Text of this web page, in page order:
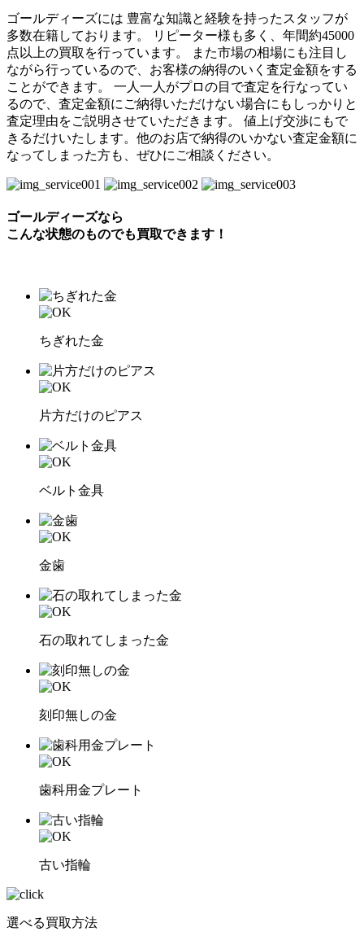
ゴールディーズには 豊富な知識と経験を持ったスタッフが
多数在籍しております。 リピーター様も多く、年間約45000
点以上の買取を行っています。 また市場の相場にも注目し
ながら行っているので、お客様の納得のいく査定金額をする
ことができます。 一人一人がプロの目で査定を行なってい
るので、査定金額にご納得いただけない場合にもしっかりと
査定理由をご説明させていただきます。 値上げ交渉にもで
きるだけいたします。他のお店で納得のいかない査定金額に
なってしまった方も、ぜひにご相談ください。
ゴールディーズなら
こんな状態のものでも買取できます！
ちぎれた金
片方だけのピアス
ベルト金具
金歯
石の取れてしまった金
刻印無しの金
歯科用金プレート
古い指輪
選べる買取方法